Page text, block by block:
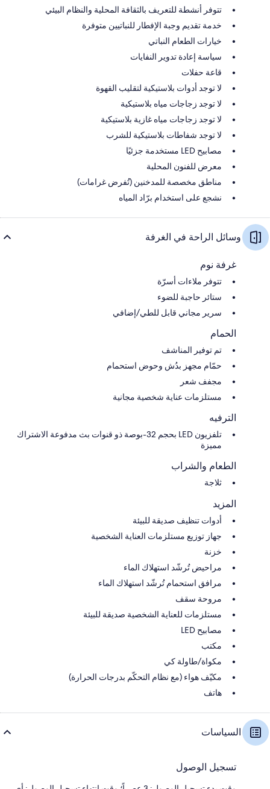
تتوفر أنشطة للتعريف بالثقافة المحلية والنظام البيئي
خدمة تقديم وجبة الإفطار للنباتيين متوفرة
خيارات الطعام النباتي
سياسة إعادة تدوير النفايات
قاعة حفلات
لا توجد أدوات بلاستيكية لتقليب القهوة
لا توجد زجاجات مياه بلاستيكية
لا توجد زجاجات مياه غازية بلاستيكية
لا توجد شفاطات بلاستيكية للشرب
مصابيح LED مستخدمة جزئيًا
معرض للفنون المحلية
مناطق مخصصة للمدخنين (تُفرض غرامات)
نشجع على استخدام برّاد المياه
وسائل الراحة في الغرفة
غرفة نوم
تتوفر ملاءات أسرّة
ستائر حاجبة للضوء
سرير مجاني قابل للطي/إضافي
الحمام
تم توفير المناشف
حمّام مجهز بدُش وحوض استحمام
مجفف شعر
مستلزمات عناية شخصية مجانية
الترفيه
تلفزيون LED بحجم 32-بوصة ذو قنوات بث مدفوعة الاشتراك
مميزة
الطعام والشراب
ثلاجة
المزيد
أدوات تنظيف صديقة للبيئة
جهاز توزيع مستلزمات العناية الشخصية
خزنة
مراحيض تُرشّد استهلاك الماء
مرافق استحمام تُرشّد استهلاك الماء
مروحة سقف
مستلزمات للعناية الشخصية صديقة للبيئة
مصابيح LED
مكتب
مكواة/طاولة كي
مكيّف هواء (مع نظام التحكّم بدرجات الحرارة)
هاتف
السياسات
تسجيل الوصول